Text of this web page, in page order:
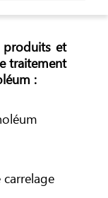
produits et
traitement
: